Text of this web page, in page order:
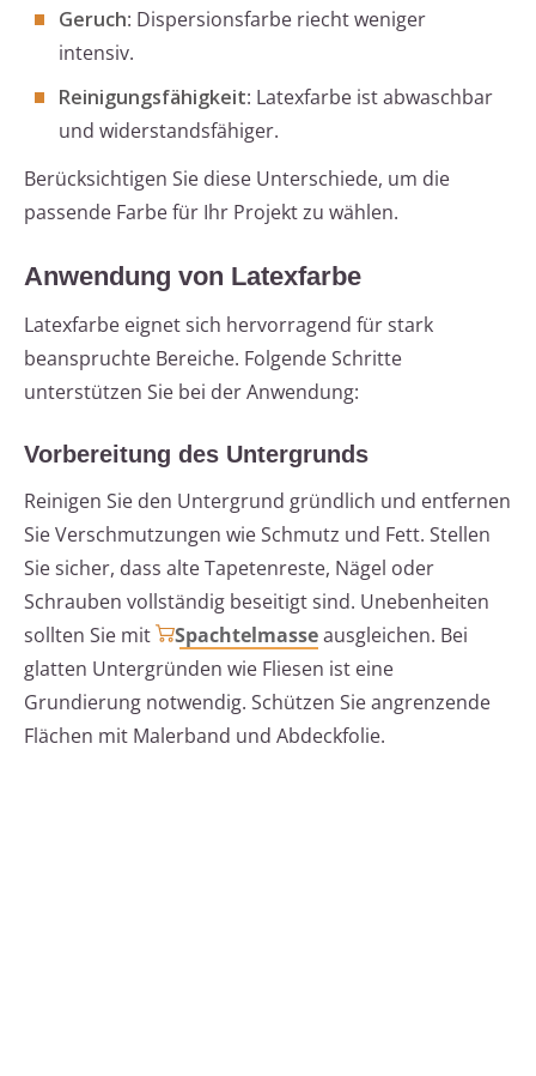
Geruch: Dispersionsfarbe riecht weniger
intensiv.
Reinigungsfähigkeit: Latexfarbe ist abwaschbar
und widerstandsfähiger.
Berücksichtigen Sie diese Unterschiede, um die
passende Farbe für Ihr Projekt zu wählen.
Anwendung von Latexfarbe
Latexfarbe eignet sich hervorragend für stark
beanspruchte Bereiche. Folgende Schritte
unterstützen Sie bei der Anwendung:
Vorbereitung des Untergrunds
Reinigen Sie den Untergrund gründlich und entfernen
Sie Verschmutzungen wie Schmutz und Fett. Stellen
Sie sicher, dass alte Tapetenreste, Nägel oder
Schrauben vollständig beseitigt sind. Unebenheiten
sollten Sie mit
Spachtelmasseausgleichen. Bei
glatten Untergründen wie Fliesen ist eine
Grundierung notwendig. Schützen Sie angrenzende
Flächen mit Malerband und Abdeckfolie.